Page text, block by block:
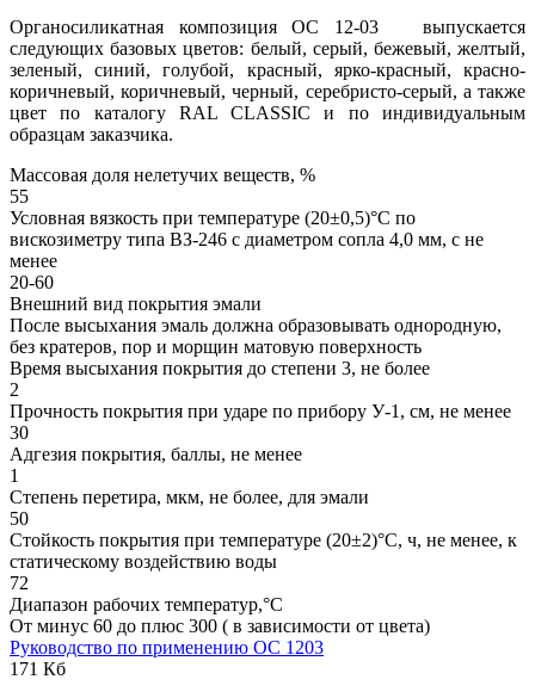
Органосиликатная композиция ОС 12-03 выпускается
следующих базовых цветов: белый, серый, бежевый, желтый,
зеленый, синий, голубой, красный, ярко-красный, красно-
коричневый, коричневый, черный, серебристо-серый, а также
цвет по каталогу RAL CLASSIC и по индивидуальным
образцам заказчика.
Массовая доля нелетучих веществ, %
55
Условная вязкость при температуре (20±0,5)°С по
вискозиметру типа ВЗ-246 с диаметром сопла 4,0 мм, с не
менее
20-60
Внешний вид покрытия эмали
После высыхания эмаль должна образовывать однородную,
без кратеров, пор и морщин матовую поверхность
Время высыхания покрытия до степени 3, не более
2
Прочность покрытия при ударе по прибору У-1, см, не менее
30
Адгезия покрытия, баллы, не менее
1
Степень перетира, мкм, не более, для эмали
50
Стойкость покрытия при температуре (20±2)°С, ч, не менее, к
статическому воздействию воды
72
Диапазон рабочих температур,°С
От минус 60 до плюс 300 ( в зависимости от цвета)
Руководство по применению ОС 1203
171 Кб